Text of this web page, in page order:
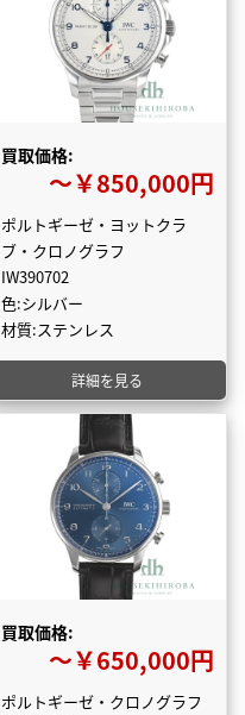
買取価格:
〜￥850,000円
ポルトギーゼ・ヨットクラ
ブ・クロノグラフ
IW390702
色:シルバー
材質:ステンレス
詳細を見る
買取価格:
〜￥650,000円
ポルトギーゼ・クロノグラフ